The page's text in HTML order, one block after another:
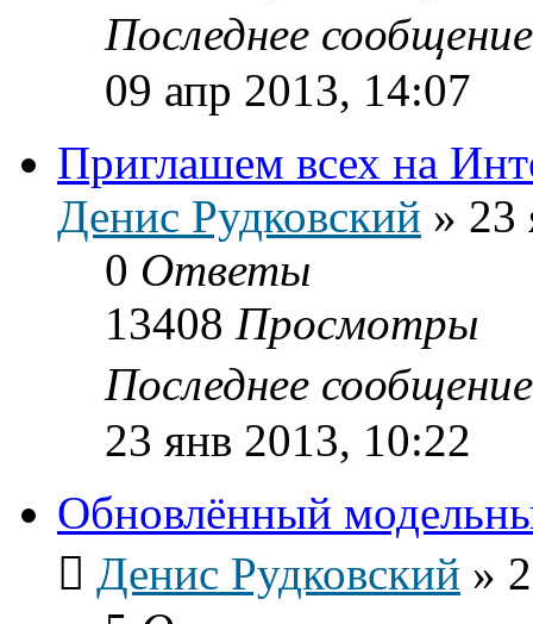
Последнее
09 апр 2013, 14:07
Приглашем всех на
Денис Рудковский » 23
0 Ответы
13408 Просмотры
Последнее
23 янв 2013, 10:22
Обновлённый
Денис Рудковский »